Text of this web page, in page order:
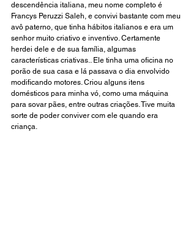
descendência italiana, meu nome completo é
Francys Peruzzi Saleh, e convivi bastante com meu
avô paterno, que tinha hábitos italianos e era um
senhor muito criativo e inventivo. Certamente
herdei dele e de sua família, algumas
características criativas.. Ele tinha uma oficina no
porão de sua casa e lá passava o dia envolvido
modificando motores. Criou alguns itens
domésticos para minha vó, como uma máquina
para sovar pães, entre outras criações. Tive muita
sorte de poder conviver com ele quando era
criança.